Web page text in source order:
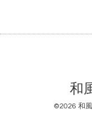
和
©2026 和